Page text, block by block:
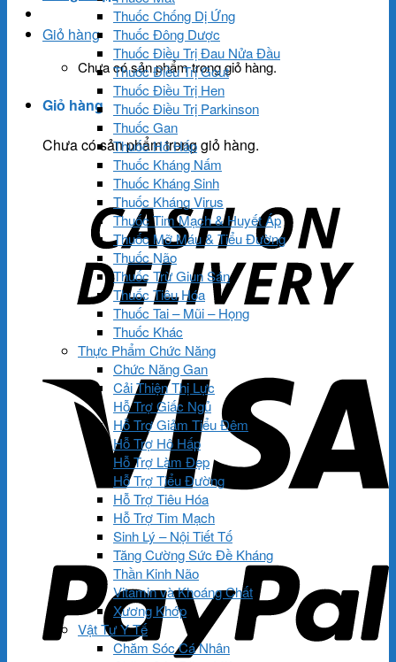
Giỏ hàng
Chưa có sản phẩm trong giỏ hàng.
Giỏ hàng
Chưa có sản phẩm trong giỏ hàng.
Thuốc Chống Dị Ứng
Thuốc Đông Dược
Thuốc Điều Trị Đau Nửa Đầu
Thuốc Điều Trị Gout
Thuốc Điều Trị Hen
Thuốc Điều Trị Parkinson
Thuốc Gan
Thuốc Hô Hấp
Thuốc Kháng Nấm
Thuốc Kháng Sinh
Thuốc Kháng Virus
Thuốc Tim Mạch & Huyết Áp
Thuốc Mỡ Máu & Tiểu Đường
Thuốc Não
Thuốc Trừ Giun Sán
Thuốc Tiêu Hóa
Thuốc Tai – Mũi – Họng
Thuốc Khác
Thực Phẩm Chức Năng
Chức Năng Gan
Cải Thiện Thị Lực
Hỗ Trợ Giấc Ngủ
Hỗ Trợ Giảm Tiểu Đêm
Hỗ Trợ Hô Hấp
Hỗ Trợ Làm Đẹp
Hỗ Trợ Tiểu Đường
Hỗ Trợ Tiêu Hóa
Hỗ Trợ Tim Mạch
Sinh Lý – Nội Tiết Tố
Tăng Cường Sức Đề Kháng
Thần Kinh Não
Vitamin và Khoáng Chất
Xương Khớp
Vật Tư Y Tế
Chăm Sóc Cá Nhân